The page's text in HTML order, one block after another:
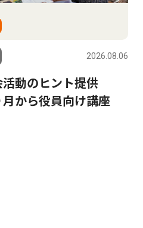
2026.08.06
活動のヒント提供
から役員向け講座